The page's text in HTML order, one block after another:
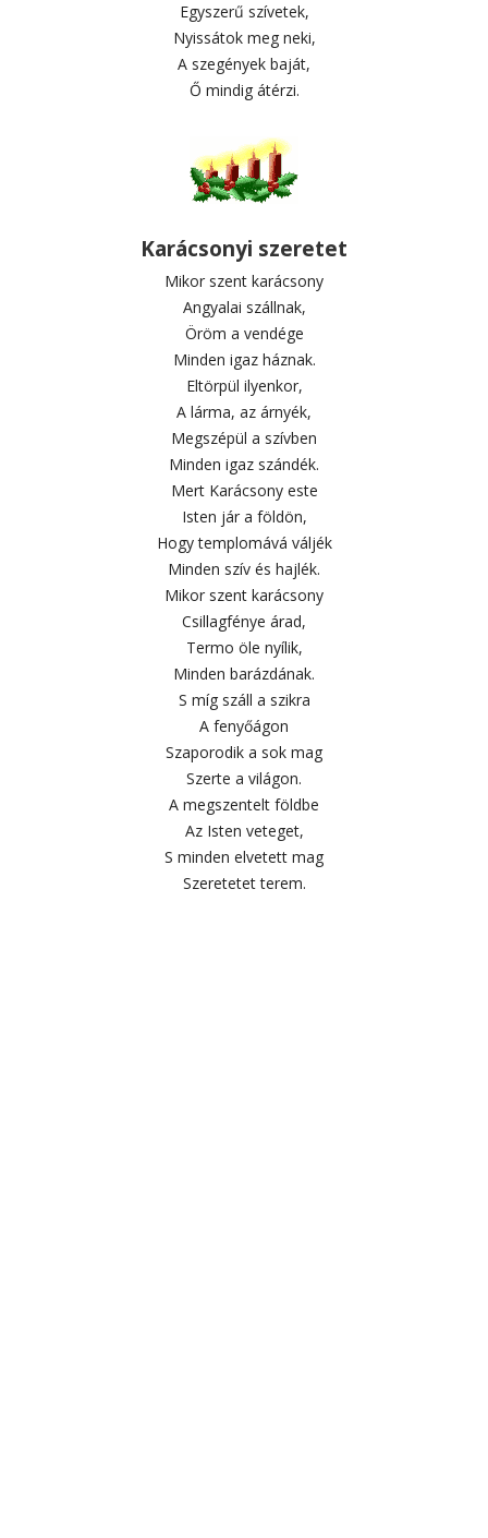
Egyszerű szívetek,
Nyissátok meg neki,
A szegények baját,
Ő mindig átérzi.
Karácsonyi szeretet
Mikor szent karácsony
Angyalai szállnak,
Öröm a vendége
Minden igaz háznak.
Eltörpül ilyenkor,
A lárma, az árnyék,
Megszépül a szívben
Minden igaz szándék.
Mert Karácsony este
Isten jár a földön,
Hogy templomává váljék
Minden szív és hajlék.
Mikor szent karácsony
Csillagfénye árad,
Termo öle nyílik,
Minden barázdának.
S míg száll a szikra
A fenyőágon
Szaporodik a sok mag
Szerte a világon.
A megszentelt földbe
Az Isten veteget,
S minden elvetett mag
Szeretetet terem.